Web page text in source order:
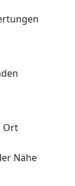
Ort
Nähe